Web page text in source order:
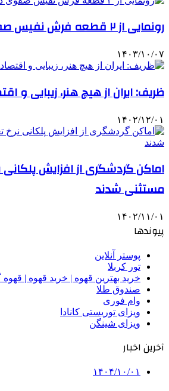
رونمایی از ۲ قطعه فرش نفیس صفوی در موزه فرش
۱۴۰۳/۱۰/۰۷
ظریف: ایران از هیچ هنر، زیبایی و
۱۴۰۲/۱۲/۰۱
اماکن گردشگری از افزایش پلکانی
مستثنی شدند
۱۴۰۲/۱۱/۰۱
پیوندها
پوستر آنلاین
تور کربلا
خرید بهترین قهوه | خرید قهوه | قهوه
صندوق طلا
وام فوری
ویزای توریستی کانادا
ویزای شینگن
آخرین اخبار
۱۴۰۴/۱۰/۰۱